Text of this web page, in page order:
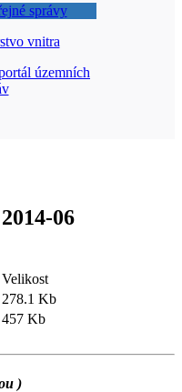
06
Velikost
278.1 Kb
457 Kb
)